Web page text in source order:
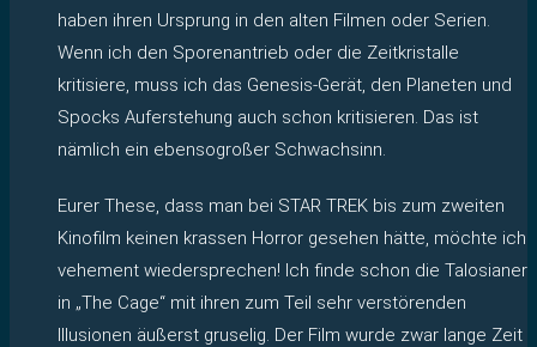
haben ihren Ursprung in den alten Filmen oder Serien.
Wenn ich den Sporenantrieb oder die Zeitkristalle
kritisiere, muss ich das Genesis-Gerät, den Planeten und
Spocks Auferstehung auch schon kritisieren. Das ist
nämlich ein ebensogroßer Schwachsinn.
Eurer These, dass man bei STAR TREK bis zum zweiten
Kinofilm keinen krassen Horror gesehen hätte, möchte ich
vehement wiedersprechen! Ich finde schon die Talosianer
in „The Cage“ mit ihren zum Teil sehr verstörenden
Illusionen äußerst gruselig. Der Film wurde zwar lange Zeit